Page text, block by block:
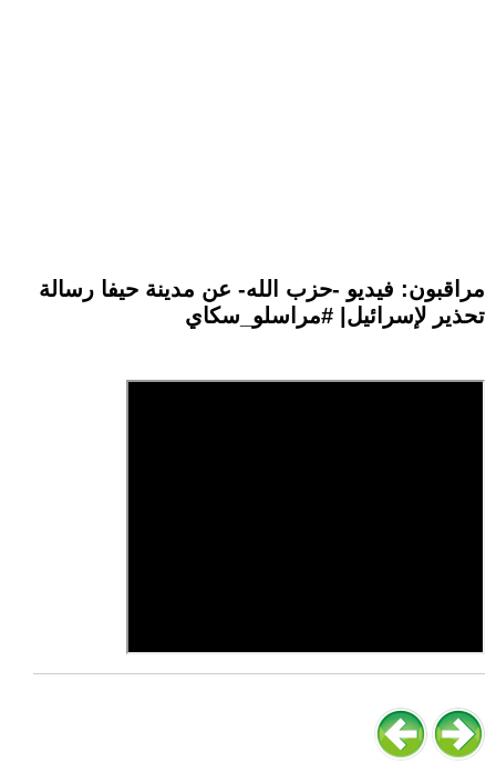
مراقبون: فيديو -حزب الله- عن مدينة حيفا رسالة
تحذير لإسرائيل| #مراسلو_سكاي